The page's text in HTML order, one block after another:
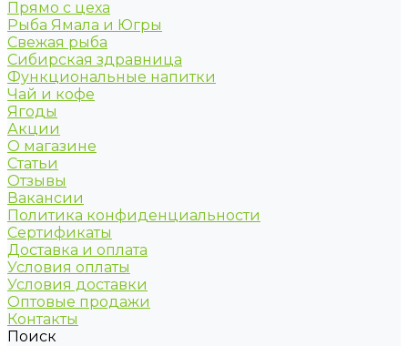
Прямо с цеха
Рыба Ямала и Югры
Свежая рыба
Сибирская здравница
Функциональные напитки
Чай и кофе
Ягоды
Акции
О магазине
Статьи
Отзывы
Вакансии
Политика конфиденциальности
Сертификаты
Доставка и оплата
Условия оплаты
Условия доставки
Оптовые продажи
Контакты
Поиск